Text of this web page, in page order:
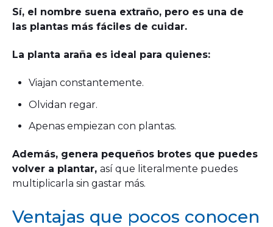
Sí, el nombre suena extraño, pero es una de
las plantas más fáciles de cuidar.
La planta araña es ideal para quienes:
Viajan constantemente.
Olvidan regar.
Apenas empiezan con plantas.
Además, genera pequeños brotes que puedes
volver a plantar, así que literalmente puedes
multiplicarla sin gastar más.
Ventajas que pocos conocen